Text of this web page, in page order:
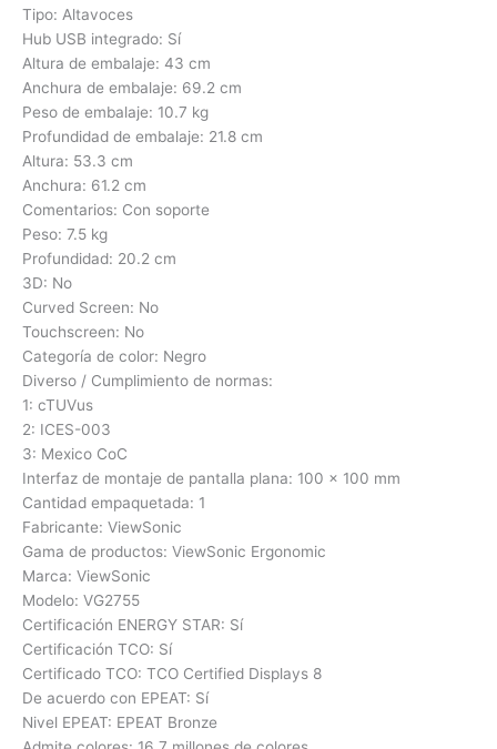
Tipo: Altavoces
Hub USB integrado: Sí
Altura de embalaje: 43 cm
Anchura de embalaje: 69.2 cm
Peso de embalaje: 10.7 kg
Profundidad de embalaje: 21.8 cm
Altura: 53.3 cm
Anchura: 61.2 cm
Comentarios: Con soporte
Peso: 7.5 kg
Profundidad: 20.2 cm
3D: No
Curved Screen: No
Touchscreen: No
Categoría de color: Negro
Diverso / Cumplimiento de normas:
1: cTUVus
2: ICES-003
3: Mexico CoC
Interfaz de montaje de pantalla plana: 100 x 100 mm
Cantidad empaquetada: 1
Fabricante: ViewSonic
Gama de productos: ViewSonic Ergonomic
Marca: ViewSonic
Modelo: VG2755
Certificación ENERGY STAR: Sí
Certificación TCO: Sí
Certificado TCO: TCO Certified Displays 8
De acuerdo con EPEAT: Sí
Nivel EPEAT: EPEAT Bronze